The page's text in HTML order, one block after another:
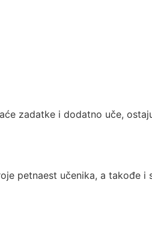
zadatke i dodatno uče,
petnaest učenika, a takođe i